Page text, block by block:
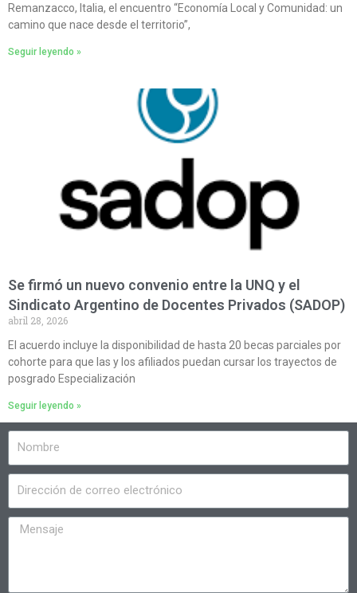
Remanzacco, Italia, el encuentro “Economía Local y Comunidad: un
camino que nace desde el territorio”,
Seguir leyendo »
Se firmó un nuevo convenio entre la UNQ y el
Sindicato Argentino de Docentes Privados (SADOP)
abril 28, 2026
El acuerdo incluye la disponibilidad de hasta 20 becas parciales por
cohorte para que las y los afiliados puedan cursar los trayectos de
posgrado Especialización
Seguir leyendo »